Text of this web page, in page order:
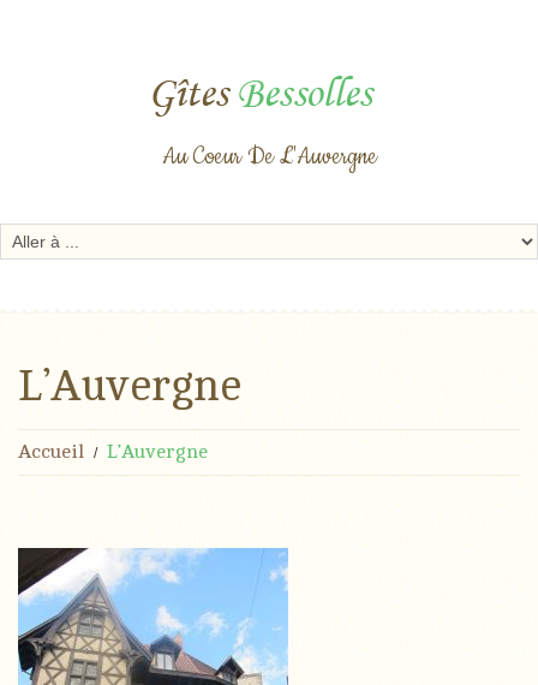
Au Coeur De L'Auvergne
L’Auvergne
Accueil L’Auvergne